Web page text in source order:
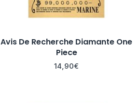
Avis De Recherche Diamante One
Piece
14,90€